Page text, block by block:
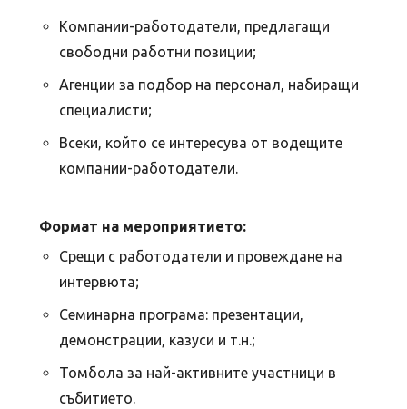
Kомпании-работодатели, предлагащи
свободни работни позиции;
Агенции за подбор на персонал, набиращи
специалисти;
Всеки, който се интересува от водещите
компании-работодатели.
Формат на мероприятието:
Срещи с работодатели и провеждане на
интервюта;
Семинарна програма: презентации,
демонстрации, казуси и т.н.;
Томбола за най-активните участници в
събитието.